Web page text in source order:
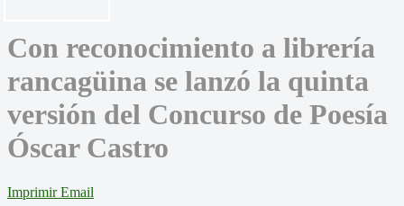
Con reconocimiento a librería
rancagüina se lanzó la quinta
versión del Concurso de Poesía
Óscar Castro
Imprimir Email